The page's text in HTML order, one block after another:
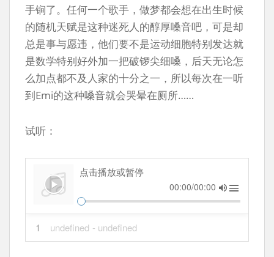
手锏了。任何一个歌手，做梦都会想在出生时候
的随机天赋是这种迷死人的醇厚嗓音吧，可是却
总是事与愿违，他们要不是运动细胞特别发达就
是数学特别好外加一把破锣尖细嗓，后天无论怎
么加点都不及人家的十分之一，所以每次在一听
到Emi的这种嗓音就会哭晕在厕所……
试听：
点击播放或暂停
00:00/00:00
1 undefined - undefined